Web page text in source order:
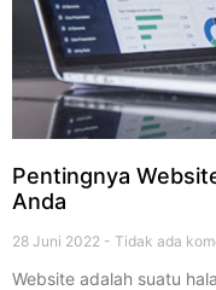
Pentingnya
Anda
28 Juni 2022 Tidak ada
Website adalah suatu